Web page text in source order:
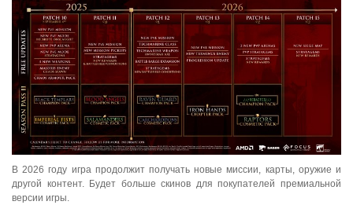
В 2026 году игра продолжит получать новые миссии, карты, оружие и
другой контент. Будет больше скинов для покупателей премиальной
версии игры.